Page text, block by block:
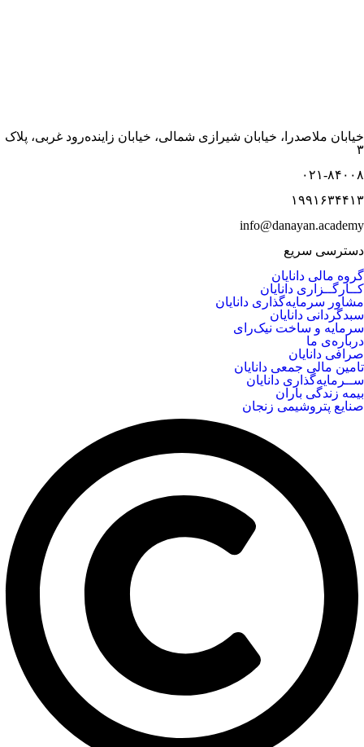
خیابان ملاصدرا، خیابان شیرازی شمالی، خیابان زاینده‌رود غربی، پلاک
۳
۰۲۱-۸۴۰۰۸
۱۹۹۱۶۳۴۴۱۳
info@danayan.academy
دسترسی سریع
گروه مالی دانایان
کــارگــزاری دانایان
مشاور سرمایه‌گذاری دانایان
سبدگردانی دانایان
سرمایه و ساخت نیک‌رای
درباره‌ی ما
صرافی دانایان
تامین مالی جمعی دانایان
ســرمایه‌گذاری دانایان
بیمه زندگی باران
صنایع پتروشیمی زنجان